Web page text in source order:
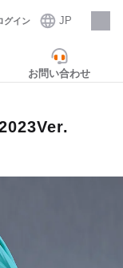
グイン JP
採用情報
お問い合わせ